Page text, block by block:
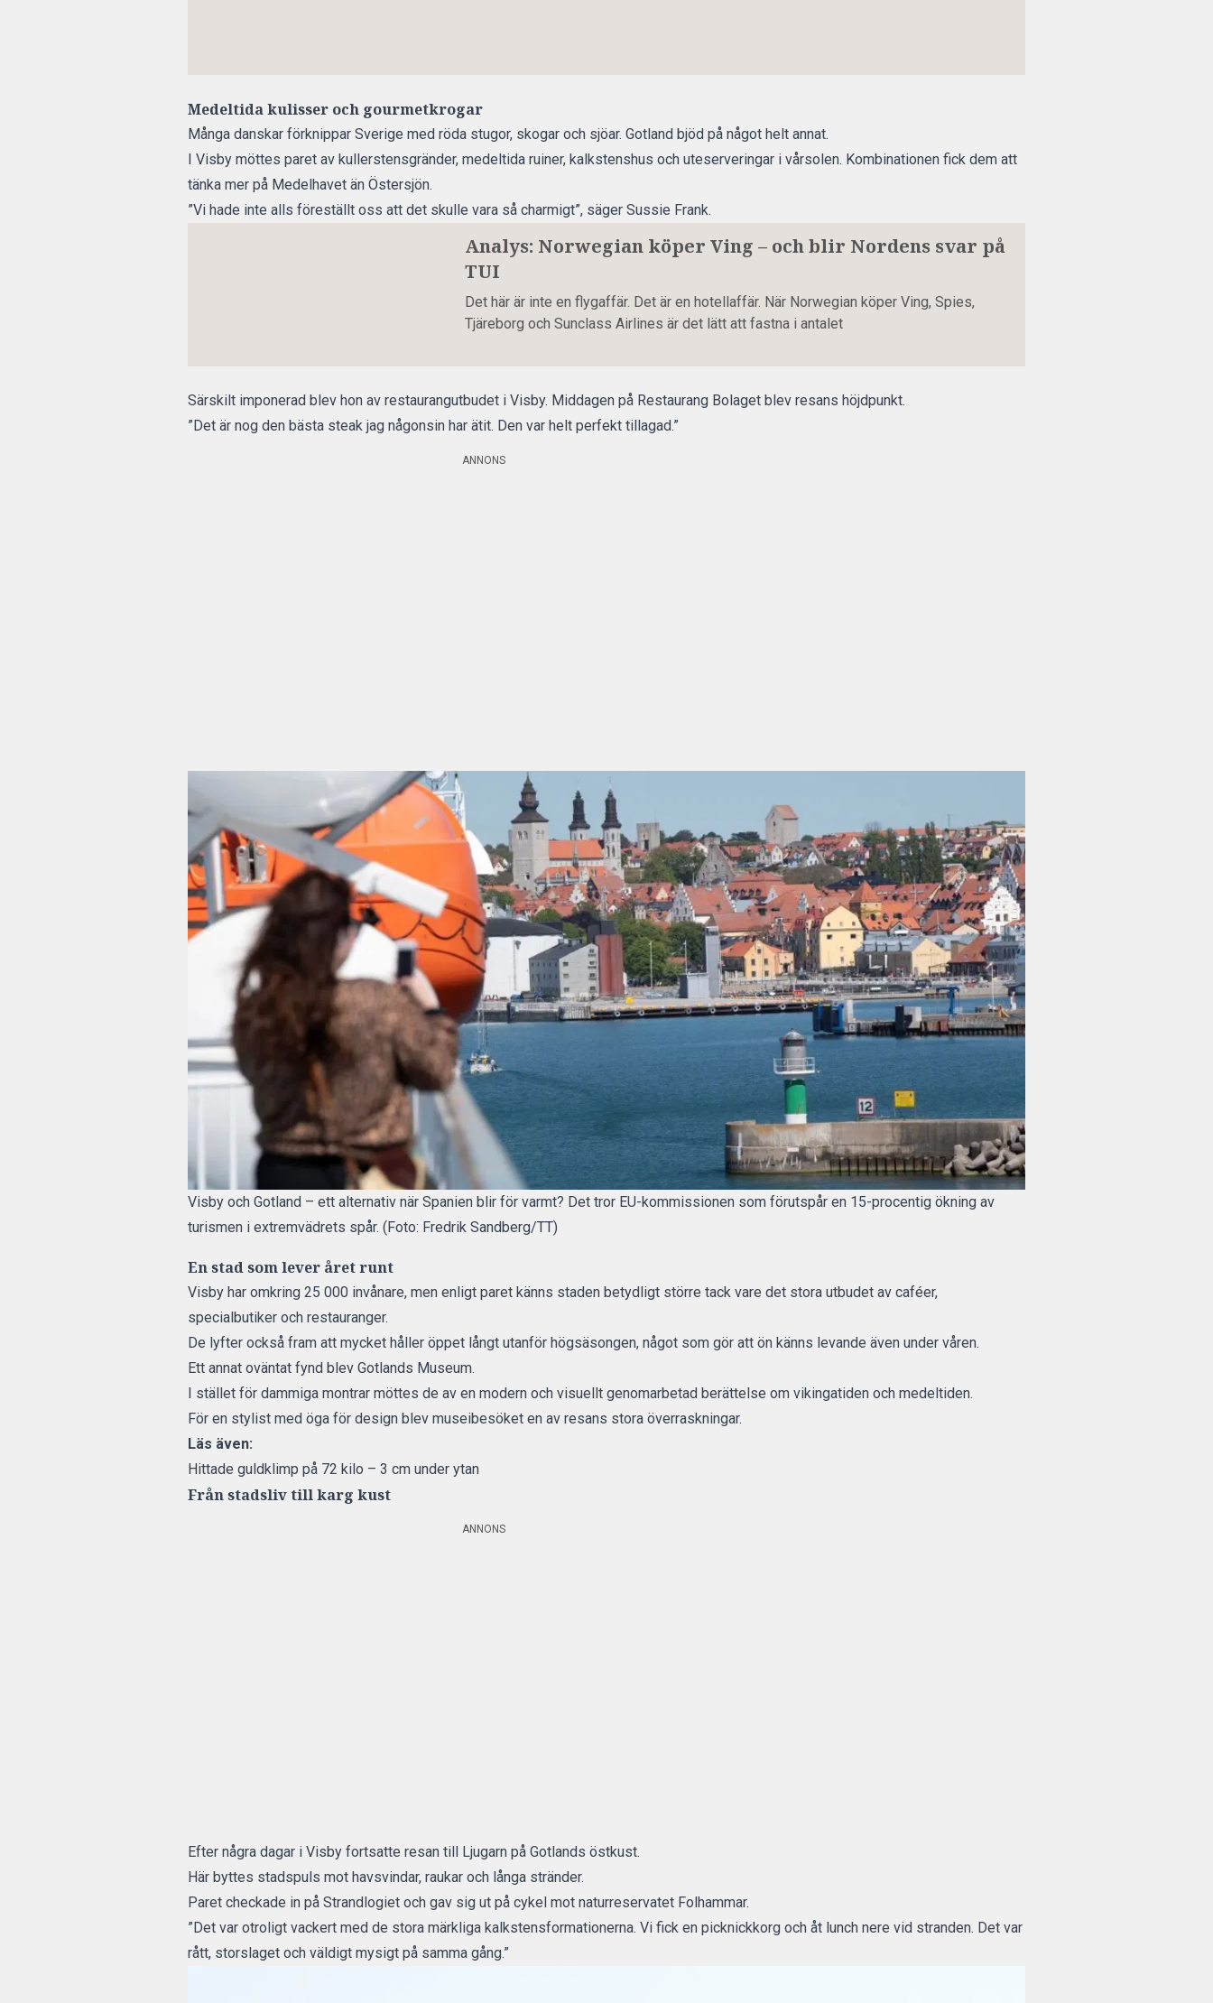
Medeltida kulisser och gourmetkrogar
Många danskar förknippar Sverige med röda stugor, skogar och sjöar. Gotland bjöd på något helt annat.
I Visby möttes paret av kullerstensgränder, medeltida ruiner, kalkstenshus och uteserveringar i vårsolen. Kombinationen fick dem att
tänka mer på Medelhavet än Östersjön.
”Vi hade inte alls föreställt oss att det skulle vara så charmigt”, säger Sussie Frank.
Analys: Norwegian köper Ving – och blir Nordens svar på
TUI
Det här är inte en flygaffär. Det är en hotellaffär. När Norwegian köper Ving, Spies,
Tjäreborg och Sunclass Airlines är det lätt att fastna i antalet
Särskilt imponerad blev hon av restaurangutbudet i Visby. Middagen på Restaurang Bolaget blev resans höjdpunkt.
”Det är nog den bästa steak jag någonsin har ätit. Den var helt perfekt tillagad.”
ANNONS
Visby och Gotland – ett alternativ när Spanien blir för varmt? Det tror EU-kommissionen som förutspår en 15-procentig ökning av
turismen i extremvädrets spår. (Foto: Fredrik Sandberg/TT)
En stad som lever året runt
Visby har omkring 25 000 invånare, men enligt paret känns staden betydligt större tack vare det stora utbudet av caféer,
specialbutiker och restauranger.
De lyfter också fram att mycket håller öppet långt utanför högsäsongen, något som gör att ön känns levande även under våren.
Ett annat oväntat fynd blev Gotlands Museum.
I stället för dammiga montrar möttes de av en modern och visuellt genomarbetad berättelse om vikingatiden och medeltiden.
För en stylist med öga för design blev museibesöket en av resans stora överraskningar.
Läs även:
Hittade guldklimp på 72 kilo – 3 cm under ytan
Från stadsliv till karg kust
ANNONS
Efter några dagar i Visby fortsatte resan till Ljugarn på Gotlands östkust.
Här byttes stadspuls mot havsvindar, raukar och långa stränder.
Paret checkade in på Strandlogiet och gav sig ut på cykel mot naturreservatet Folhammar.
”Det var otroligt vackert med de stora märkliga kalkstensformationerna. Vi fick en picknickkorg och åt lunch nere vid stranden. Det var
rått, storslaget och väldigt mysigt på samma gång.”